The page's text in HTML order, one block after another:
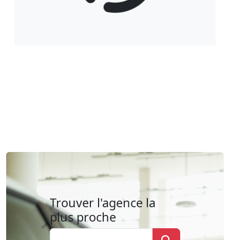
Trouver l'agence la
plus proche